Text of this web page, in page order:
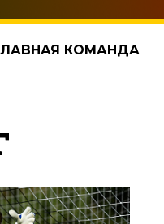
КОМАНДА